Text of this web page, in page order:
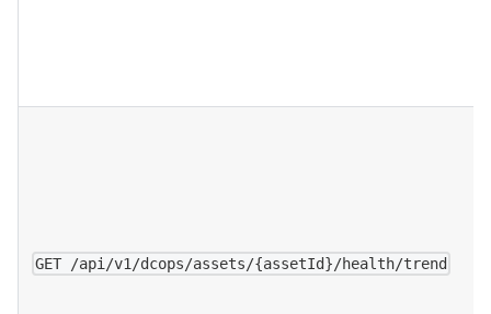
GET /api/v1/dcops/assets/{assetId}/health/trend